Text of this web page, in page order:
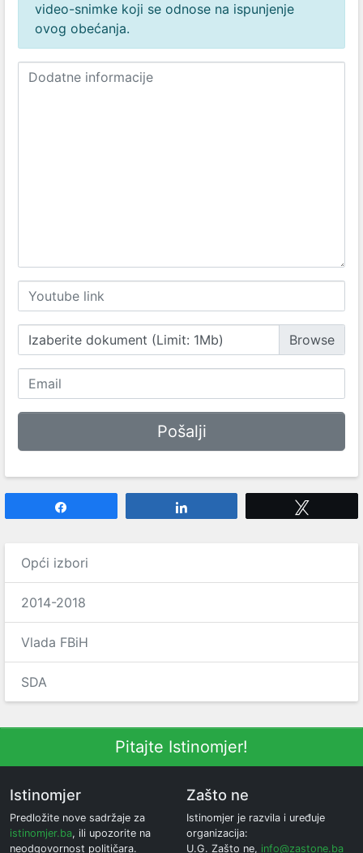
video-snimke koji se odnose na ispunjenje
ovog obećanja.
Izaberite dokument (Limit: 1Mb)
Opći izbori
2014-2018
Vlada FBiH
SDA
Pitajte Istinomjer!
Istinomjer
Predložite nove sadržaje za
istinomjer.ba, ili upozorite na
neodgovornost političara.
Zašto ne
Istinomjer je razvila i uređuje
organizacija:
U.G. Zašto ne, info@zastone.ba